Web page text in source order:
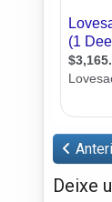
Deixe